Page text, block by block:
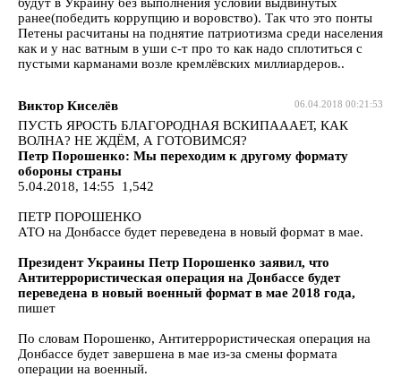
ранее(победить коррупцию и воровство). Так что это понты
Петены расчитаны на поднятие патриотизма среди населения
как и у нас ватным в уши с-т про то как надо сплотиться с
пустыми карманами возле кремлёвских миллиардеров..
06.04.2018 00:21:53
Виктор Киселёв
ПУСТЬ ЯРОСТЬ БЛАГОРОДНАЯ ВСКИПАААЕТ, КАК
ВОЛНА? НЕ ЖДЁМ, А ГОТОВИМСЯ?
Петр Порошенко: Мы переходим к другому формату
обороны страны
5.04.2018, 14:55 1,542
ПЕТР ПОРОШЕНКО
АТО на Донбассе будет переведена в новый формат в мае.
Президент Украины Петр Порошенко заявил, что
Антитеррористическая операция на Донбассе будет
переведена в новый военный формат в мае 2018 года,
пишет
По словам Порошенко, Антитеррористическая операция на
Донбассе будет завершена в мае из-за смены формата
операции на военный.